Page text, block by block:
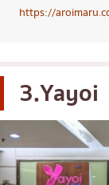
https://
3.Yayoi